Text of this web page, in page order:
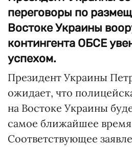
переговоры по
Востоке Украины
контингента ОБСЕ
успехом.
Президент Украины
ожидает, что
на Востоке Украины
самое ближайшее
Соответствующее